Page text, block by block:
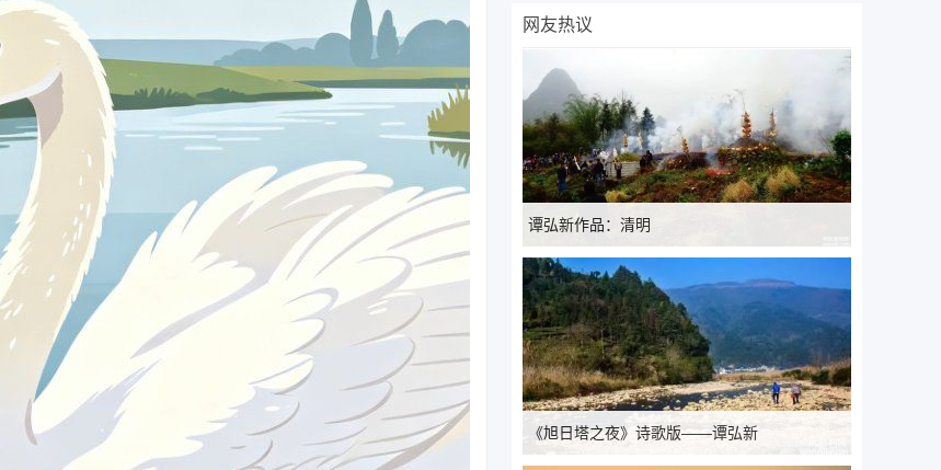
网友热议
谭弘新作品：清明
《旭日塔之夜》诗歌版——谭弘新